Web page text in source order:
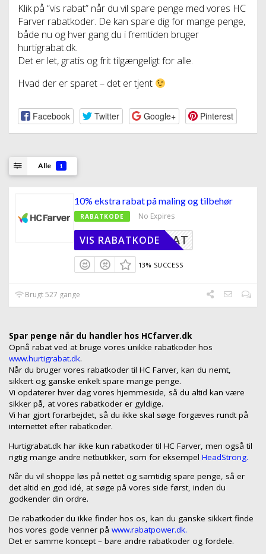
Klik på “vis rabat” når du vil spare penge med vores HC
Farver rabatkoder. De kan spare dig for mange penge,
både nu og hver gang du i fremtiden bruger
hurtigrabat.dk.
Det er let, gratis og frit tilgængeligt for alle.
Hvad der er sparet – det er tjent
Facebook Twitter Google+ Pinterest
Alle 1
10% ekstra rabat på maling og tilbehør
RABATKODE No Expires
TIGRABAT
VIS RABATKODE
13% SUCCESS
Brugt 527 gange
Spar penge når du handler hos HCfarver.dk
Opnå rabat ved at bruge vores unikke rabatkoder hos
www.hurtigrabat.dk.
Når du bruger vores rabatkoder til HC Farver, kan du nemt,
sikkert og ganske enkelt spare mange penge.
Vi opdaterer hver dag vores hjemmeside, så du altid kan være
sikker på, at vores rabatkoder er gyldige.
Vi har gjort forarbejdet, så du ikke skal søge forgæves rundt på
internettet efter rabatkoder.
Hurtigrabat.dk har ikke kun rabatkoder til HC Farver, men også til
rigtig mange andre netbutikker, som for eksempel HeadStrong.
Når du vil shoppe løs på nettet og samtidig spare penge, så er
det altid en god idé, at søge på vores side først, inden du
godkender din ordre.
De rabatkoder du ikke finder hos os, kan du ganske sikkert finde
hos vores gode venner på www.rabatpower.dk.
Det er samme koncept – bare andre rabatkoder og fordele.